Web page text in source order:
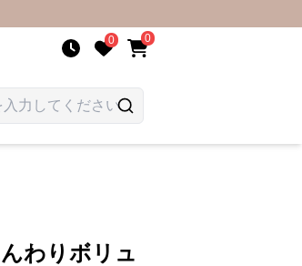
0 0
わりボリュ